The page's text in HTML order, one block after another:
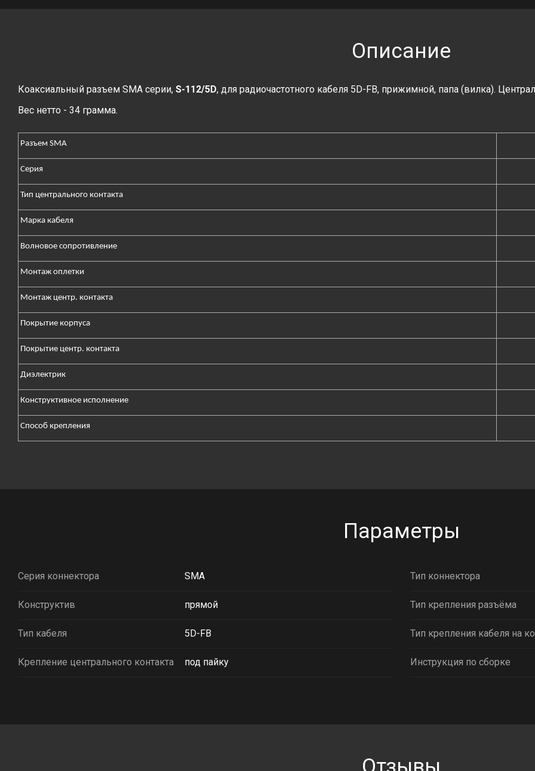
Описание
Коаксиальный разъем SMA серии, S-112/5D, для радиочастотного кабеля 5D-FB, прижимной, папа (вилка).
Вес нетто - 34 грамма.
Разъем SMA
Серия
Тип центрального контакта
Марка кабеля
Волновое сопротивление
Монтаж оплетки
Монтаж центр. контакта
Покрытие корпуса
Покрытие центр. контакта
Диэлектрик
Конструктивное исполнение
Способ крепления
Параметры
Серия коннектора SMA Тип коннектора
Конструктив прямой Тип крепления разъёма
Тип кабеля 5D-FB Тип крепления кабеля на
Крепление центрального контакта под пайку Инструкция по сборке